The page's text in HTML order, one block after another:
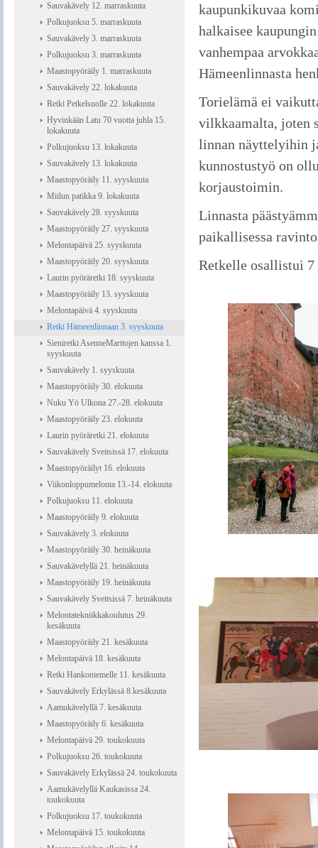
kaupunkikuvaa
halkaisee
vanhempaa
Hämeenlinnasta
Torielämä ei
vilkkaamalta, joten
linnan näyttelyihin
kunnostustyö on
korjaustoimin.
Linnasta
paikallisessa
Retkelle osallistui 7
Sauvakävely 12. marraskuuta
Polkujuoksu 5. marraskuuta
Sauvakävely 3. marraskuuta
Polkujuoksu 3. marraskuuta
Maastopyöräily 1. marraskuuta
Sauvakävely 22. lokakuuta
Retki Petkelsuolle 22. lokakuuta
Hyvinkään Latu 70 vuotta juhla 15.
lokakuuta
Polkujuoksu 13. lokakuuta
Sauvakävely 13. lokakuuta
Maastopyöräily 11. syyskuuta
Miilun patikka 9. lokakuuta
Sauvakävely 28. syyskuuta
Maastopyöräily 27. syyskuuta
Melontapäivä 25. syyskuuta
Maastopyöräily 20. syyskuuta
Laurin pyöräretki 18. syyskuuta
Maastopyöräily 13. syyskuuta
Melontapäivä 4. syyskuuta
Retki Hämeenlinnaan 3. syyskuuta
Sieniretki AsenneMarttojen kanssa 1.
syyskuuta
Sauvakävely 1. syyskuuta
Maastopyöräily 30. elokuuta
Nuku Yö Ulkona 27.-28. elokuuta
Maastopyöräily 23. elokuuta
Laurin pyöräretki 21. elokuuta
Sauvakävely Sveitsissä 17. elokuuta
Maastopyöräilyt 16. elokuuta
Viikonloppumelonta 13.-14. elokuuta
Polkujuoksu 11. elokuuta
Maastopyöräily 9. elokuuta
Sauvakävely 3. elokuuta
Maastopyöräily 30. heinäkuuta
Sauvakävelyllä 21. heinäkuuta
Maastopyöräily 19. heinäkuuta
Sauvakävely Sveitsissä 7. heinäkuuta
Melontatekniikkakoulutus 29.
kesäkuuta
Maastopyöräily 21. kesäkuuta
Melontapäivä 18. kesäkuuta
Retki Hankoniemelle 11. kesäkuuta
Sauvakävely Erkylässä 8.kesäkuuta
Aamukävelyllä 7. kesäkuuta
Maastopyöräily 6. kesäkuuta
Melontapäivä 29. toukokuuta
Polkujuoksu 26. toukokuuta
Sauvakävely Erkylässä 24. toukokuuta
Aamukävelyllä Kaukasissa 24.
toukokuuta
Polkujuoksu 17. toukokuuta
Melontapäivä 15. toukokuuta